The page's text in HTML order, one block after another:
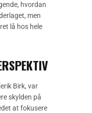
hvordan
men
lå hos hele
Birk, var
skylden på
at fokusere